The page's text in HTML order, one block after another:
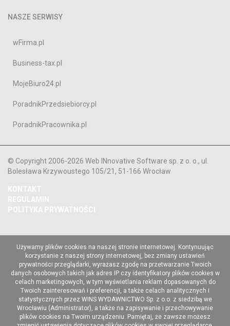
NASZE SERWISY
wFirma.pl
Business-tax.pl
MojeBiuro24.pl
PoradnikPrzedsiebiorcy.pl
PoradnikPracownika.pl
© Copyright 2006-2026 Web INnovative Software sp. z o. o., ul.
Bolesława Krzywoustego 105/21, 51-166 Wrocław
KONTAKT
REGULAMIN
POLITYKA PRYWATNOŚCI
Używamy plików cookies na naszej stronie internetowej. Kontynuując
korzystanie z naszej strony internetowej, bez zmiany ustawień
prywatności przeglądarki, wyrażasz zgodę na przetwarzanie Twoich
danych osobowych takich jak adres IP czy identyfikatory plików cookies w
celach marketingowych, w tym wyświetlania reklam dopasowanych do
Twoich zainteresowań i preferencji, a także celach analitycznych i
statystycznych przez WINS WYDAWNICTWO Sp. z o.o. z siedzibą we
Wrocławiu (Administrator), a także na zapisywanie i przechowywanie
plików cookies na Twoim urządzeniu. Pamiętaj, że zawsze możesz